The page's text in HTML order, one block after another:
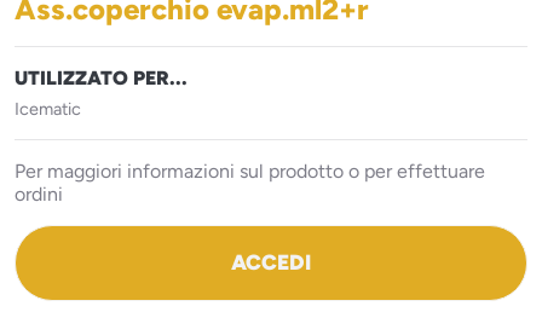
Ass.coperchio evap.ml2+r
UTILIZZATO PER...
Icematic
Per maggiori informazioni sul prodotto o per effettuare
ordini
ACCEDI